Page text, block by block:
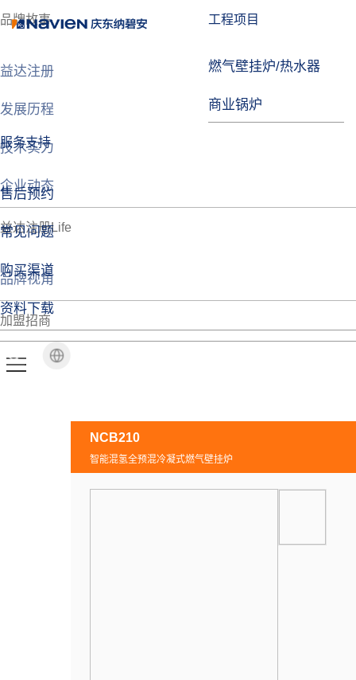
工程项目
燃气壁挂炉/热水器
商业锅炉
服务支持
售后预约
常见问题
购买渠道
资料下载
品牌故事
益达注册
发展历程
技术实力
企业动态
益达注册Life
品牌视角
加盟招商
NCB210
智能混氢全预混冷凝式燃气壁挂炉